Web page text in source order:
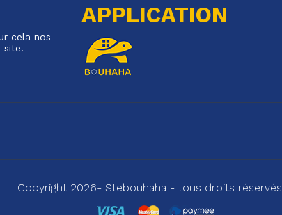
cela nos
site.
APPLICATION
Copyright 2026- Stebouhaha - tous droits réservés.